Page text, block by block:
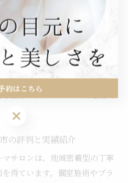
状態や、次回予約のしやすさ
です。
人差があるため、複数の意見
す。失敗例としては「思った
持ちが短かった」などが挙げ
正確に伝えることが満足度向
の評判と実績紹介
サロンは、地域密着型の丁寧
得ています。個室施術やプラ
約はこちら
約はこちら